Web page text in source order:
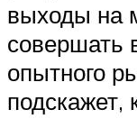
выходы на
совершать
опытного
подскажет,